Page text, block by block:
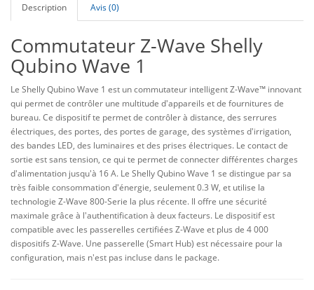
Description Avis (0)
Commutateur Z-Wave Shelly
Qubino Wave 1
Le Shelly Qubino Wave 1 est un commutateur intelligent Z-Wave™ innovant
qui permet de contrôler une multitude d'appareils et de fournitures de
bureau. Ce dispositif te permet de contrôler à distance, des serrures
électriques, des portes, des portes de garage, des systèmes d'irrigation,
des bandes LED, des luminaires et des prises électriques. Le contact de
sortie est sans tension, ce qui te permet de connecter différentes charges
d'alimentation jusqu'à 16 A. Le Shelly Qubino Wave 1 se distingue par sa
très faible consommation d'énergie, seulement 0.3 W, et utilise la
technologie Z-Wave 800-Serie la plus récente. Il offre une sécurité
maximale grâce à l'authentification à deux facteurs. Le dispositif est
compatible avec les passerelles certifiées Z-Wave et plus de 4 000
dispositifs Z-Wave. Une passerelle (Smart Hub) est nécessaire pour la
configuration, mais n'est pas incluse dans le package.